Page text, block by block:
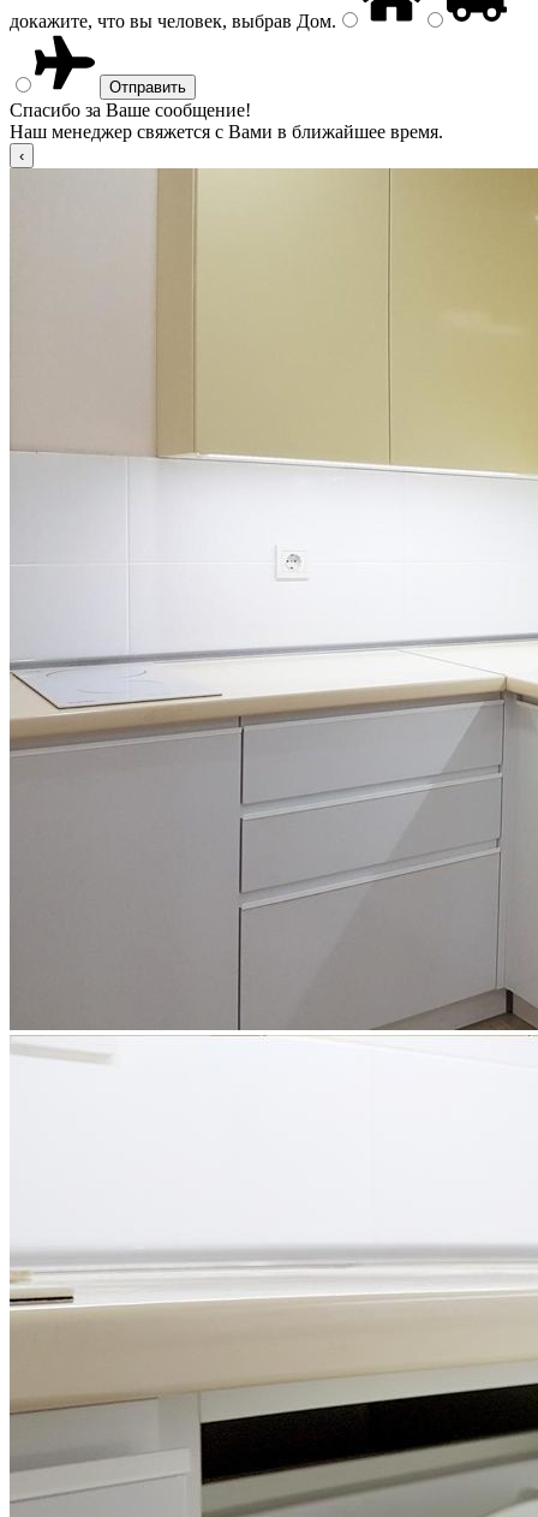
докажите, что вы человек, выбрав Дом.
Спасибо за Ваше сообщение!
Наш менеджер свяжется с Вами в ближайшее время.